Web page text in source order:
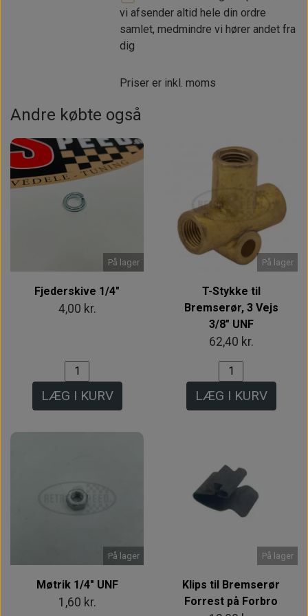
vi afsender altid hele din ordre
samlet, medmindre vi hører andet fra
dig
Priser er inkl. moms
Andre købte også
På lager
Fjederskive 1/4"
4,00 kr.
LÆG I KURV
På lager
T-Stykke til
Bremserør, 3 Vejs
3/8" UNF
62,40 kr.
LÆG I KURV
På lager
Møtrik 1/4" UNF
1,60 kr.
På lager
Klips til Bremserør
Forrest på Forbro